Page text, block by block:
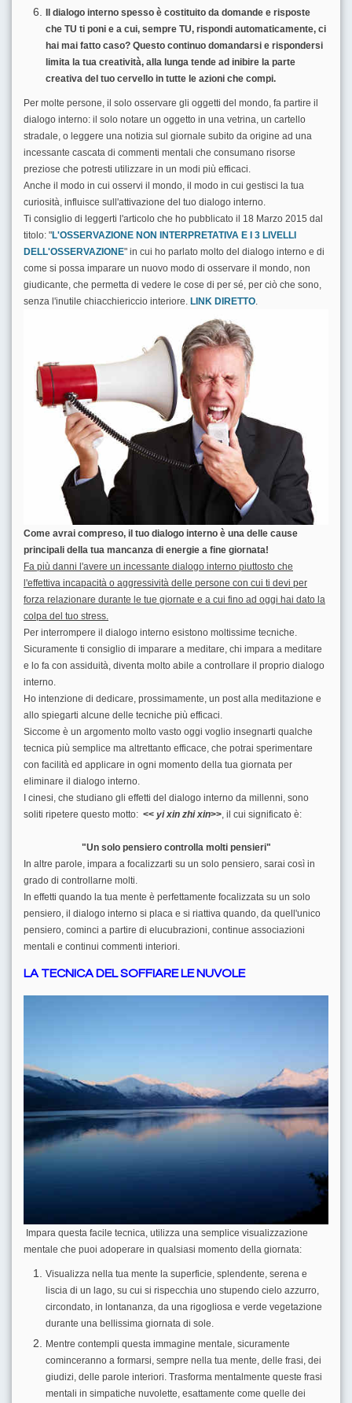
Il dialogo interno spesso è costituito da domande e risposte
che TU ti poni e a cui, sempre TU, rispondi automaticamente, ci
hai mai fatto caso? Questo continuo domandarsi e rispondersi
limita la tua creatività, alla lunga tende ad inibire la parte
creativa del tuo cervello in tutte le azioni che compi.
Per molte persone, il solo osservare gli oggetti del mondo, fa partire il
dialogo interno: il solo notare un oggetto in una vetrina, un cartello
stradale, o leggere una notizia sul giornale subito da origine ad una
incessante cascata di commenti mentali che consumano risorse
preziose che potresti utilizzare in un modi più efficaci.
Anche il modo in cui osservi il mondo, il modo in cui gestisci la tua
curiosità, influisce sull'attivazione del tuo dialogo interno.
Ti consiglio di leggerti l'articolo che ho pubblicato il 18 Marzo 2015 dal
titolo: "L'OSSERVAZIONE NON INTERPRETATIVA E I 3 LIVELLI
DELL'OSSERVAZIONE" in cui ho parlato molto del dialogo interno e di
come si possa imparare un nuovo modo di osservare il mondo, non
giudicante, che permetta di vedere le cose di per sé, per ciò che sono,
senza l'inutile chiacchiericcio interiore. LINK DIRETTO.
Come avrai compreso, il tuo dialogo interno è una delle cause
principali della tua mancanza di energie a fine giornata!
Fa più danni l'avere un incessante dialogo interno piuttosto che
l'effettiva incapacità o aggressività delle persone con cui ti devi per
forza relazionare durante le tue giornate e a cui fino ad oggi hai dato la
colpa del tuo stress.
Per interrompere il dialogo interno esistono moltissime tecniche.
Sicuramente ti consiglio di imparare a meditare, chi impara a meditare
e lo fa con assiduità, diventa molto abile a controllare il proprio dialogo
interno.
Ho intenzione di dedicare, prossimamente, un post alla meditazione e
allo spiegarti alcune delle tecniche più efficaci.
Siccome è un argomento molto vasto oggi voglio insegnarti qualche
tecnica più semplice ma altrettanto efficace, che potrai sperimentare
con facilità ed applicare in ogni momento della tua giornata per
eliminare il dialogo interno.
I cinesi, che studiano gli effetti del dialogo interno da millenni, sono
soliti ripetere questo motto: << yi xin zhixin>>, il cui significato è:
"Un solo pensiero controlla molti pensieri"
In altre parole, impara a focalizzarti su un solo pensiero, sarai così in
grado di controllarne molti.
In effetti quando la tua mente è perfettamente focalizzata su un solo
pensiero, il dialogo interno si placa e si riattiva quando, da quell'unico
pensiero, cominci a partire di elucubrazioni, continue associazioni
mentali e continui commenti interiori.
LA TECNICA DEL SOFFIARE LE NUVOLE
Impara questa facile tecnica, utilizza una semplice visualizzazione
mentale che puoi adoperare in qualsiasi momento della giornata:
Visualizza nella tua mente la superficie, splendente, serena e
liscia di un lago, su cui si rispecchia uno stupendo cielo azzurro,
circondato, in lontananza, da una rigogliosa e verde vegetazione
durante una bellissima giornata di sole.
Mentre contempli questa immagine mentale, sicuramente
cominceranno a formarsi, sempre nella tua mente, delle frasi, dei
giudizi, delle parole interiori. Trasforma mentalmente queste frasi
mentali in simpatiche nuvolette, esattamente come quelle dei